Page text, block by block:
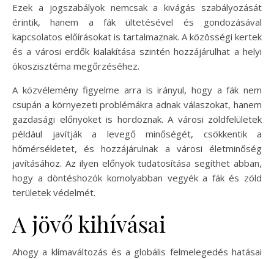
Ezek a jogszabályok nemcsak a kivágás szabályozását
érintik, hanem a fák ültetésével és gondozásával
kapcsolatos előírásokat is tartalmaznak. A közösségi kertek
és a városi erdők kialakítása szintén hozzájárulhat a helyi
ökoszisztéma megőrzéséhez.
A közvélemény figyelme arra is irányul, hogy a fák nem
csupán a környezeti problémákra adnak válaszokat, hanem
gazdasági előnyöket is hordoznak. A városi zöldfelületek
például javítják a levegő minőségét, csökkentik a
hőmérsékletet, és hozzájárulnak a városi életminőség
javításához. Az ilyen előnyök tudatosítása segíthet abban,
hogy a döntéshozók komolyabban vegyék a fák és zöld
területek védelmét.
A jövő kihívásai
Ahogy a klímaváltozás és a globális felmelegedés hatásai